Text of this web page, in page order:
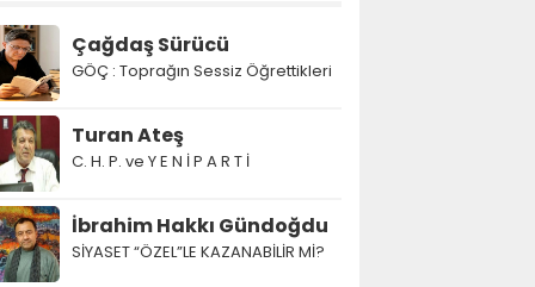
Çağdaş Sürücü
GÖÇ : Toprağın Sessiz Öğrettikleri
Turan Ateş
C. H. P. ve Y E N İ P A R T İ
İbrahim Hakkı Gündoğdu
SİYASET “ÖZEL”LE KAZANABİLİR Mİ?